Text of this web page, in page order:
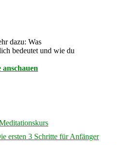
dazu: Was
bedeutet und wie du
ersten 3 Schritte für Anfänger